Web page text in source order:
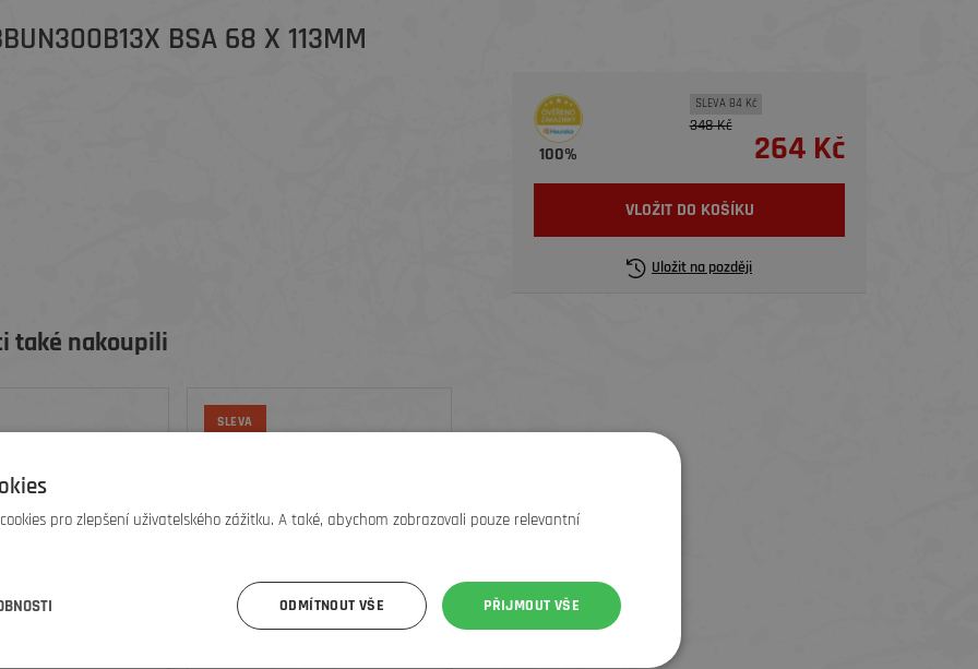
BSA 68 X 113MM
také nakoupili
SLEVA
100%
SLEVA 84 Kč
348 Kč
264 Kč
VLOŽIT DO KOŠÍKU
Uložit na později
pro zlepšení uživatelského zážitku. A také, abychom zobrazovali pouze relevantní
PŘIJMOUT VŠE
ODMÍTNOUT VŠE